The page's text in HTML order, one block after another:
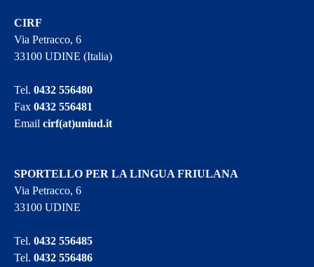
CIRF
Via Petracco, 6
33100 UDINE (Italia)
Tel.0432 556480
Fax0432 556481
Emailcirf(at)uniud.it
SPORTELLO PER LA LINGUA FRIULANA
Via Petracco, 6
33100 UDINE
Tel.0432 556485
Tel.0432 556486